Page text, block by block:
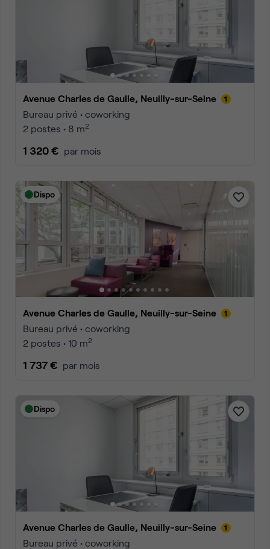
Avenue Charles de Gaulle, Neuilly-sur-Seine
Bureau privé • coworking
2 postes • 8 m2
1 320 € par mois
Dispo
Avenue Charles de Gaulle, Neuilly-sur-Seine
Bureau privé • coworking
2 postes • 10 m2
1 737 € par mois
Dispo
Avenue Charles de Gaulle, Neuilly-sur-Seine
Bureau privé • coworking